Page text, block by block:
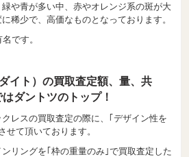
や青が多い中、赤やオレンジ系の斑が大
稀少で、高価なものとなっております。
です。
イト）の買取査定額、量、共
ダントツのトップ！
レスの買取査定の際に、｢デザイン性を
せて頂いております。
リングを｢枠の重量のみ｣で買取査定した